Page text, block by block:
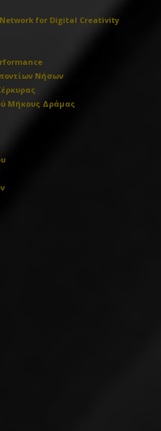
for Digital Creativity
Νήσων
Μήκους Δράμας